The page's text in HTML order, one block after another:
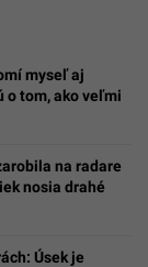
myseľ aj
o tom, ako veľmi
na radare
nosia drahé
Úsek je